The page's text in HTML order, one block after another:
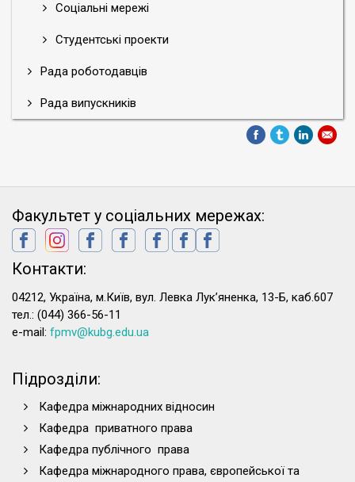
Соціальні мережі
Студентські проекти
Рада роботодавців
Рада випускників
Факультет у соціальних мережах:
Контакти:
04212, Україна, м.Київ, вул. Левка Лук’яненка, 13-Б, каб.607
тел.: (044) 366-56-11
e-mail: fpmv@kubg.edu.ua
Підрозділи:
Кафедра міжнародних відносин
Кафедра приватного права
Кафедра публічного права
Кафедра міжнародного права, європейської та